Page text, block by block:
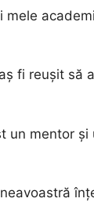
fi reușit să
un mentor